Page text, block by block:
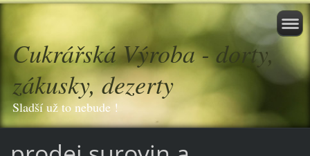
Cukrářská Výroba - dorty,
zákusky, dezerty
Sladší už to nebude !